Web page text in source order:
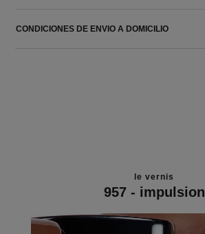
CONDICIONES DE ENVIO A DOMICILIO
le vernis
957 - impulsion